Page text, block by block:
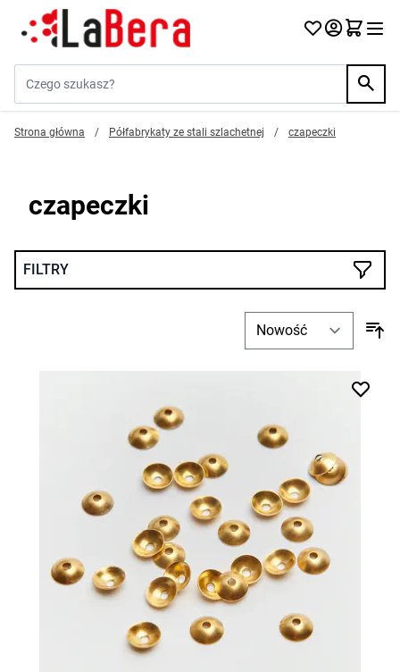
Przejdź do treści
Strona główna / Półfabrykaty ze stali szlachetnej / czapeczki
czapeczki
FILTRY